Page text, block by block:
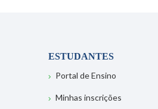
ESTUDANTES
Portal de Ensino
Minhas inscrições